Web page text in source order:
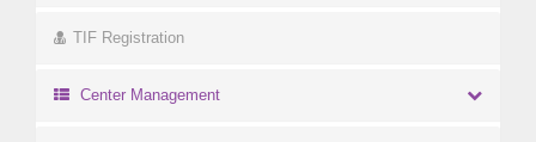
TIF Registration
Center Management